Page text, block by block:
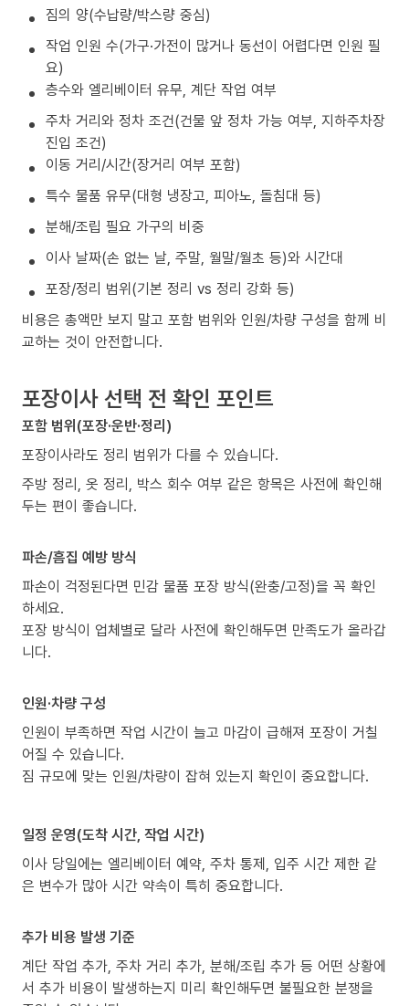
짐의 양(수납량/박스량 중심)
작업 인원 수(가구·가전이 많거나 동선이 어렵다면 인원 필
요)
층수와 엘리베이터 유무, 계단 작업 여부
주차 거리와 정차 조건(건물 앞 정차 가능 여부, 지하주차장
진입 조건)
이동 거리/시간(장거리 여부 포함)
특수 물품 유무(대형 냉장고, 피아노, 돌침대 등)
분해/조립 필요 가구의 비중
이사 날짜(손 없는 날, 주말, 월말/월초 등)와 시간대
포장/정리 범위(기본 정리 vs 정리 강화 등)
비용은 총액만 보지 말고 포함 범위와 인원/차량 구성을 함께 비
교하는 것이 안전합니다.
포장이사 선택 전 확인 포인트
포함 범위(포장·운반·정리)
포장이사라도 정리 범위가 다를 수 있습니다.
주방 정리, 옷 정리, 박스 회수 여부 같은 항목은 사전에 확인해
두는 편이 좋습니다.
파손/흠집 예방 방식
파손이 걱정된다면 민감 물품 포장 방식(완충/고정)을 꼭 확인
하세요.
포장 방식이 업체별로 달라 사전에 확인해두면 만족도가 올라갑
니다.
인원·차량 구성
인원이 부족하면 작업 시간이 늘고 마감이 급해져 포장이 거칠
어질 수 있습니다.
짐 규모에 맞는 인원/차량이 잡혀 있는지 확인이 중요합니다.
일정 운영(도착 시간, 작업 시간)
이사 당일에는 엘리베이터 예약, 주차 통제, 입주 시간 제한 같
은 변수가 많아 시간 약속이 특히 중요합니다.
추가 비용 발생 기준
계단 작업 추가, 주차 거리 추가, 분해/조립 추가 등 어떤 상황에
서 추가 비용이 발생하는지 미리 확인해두면 불필요한 분쟁을